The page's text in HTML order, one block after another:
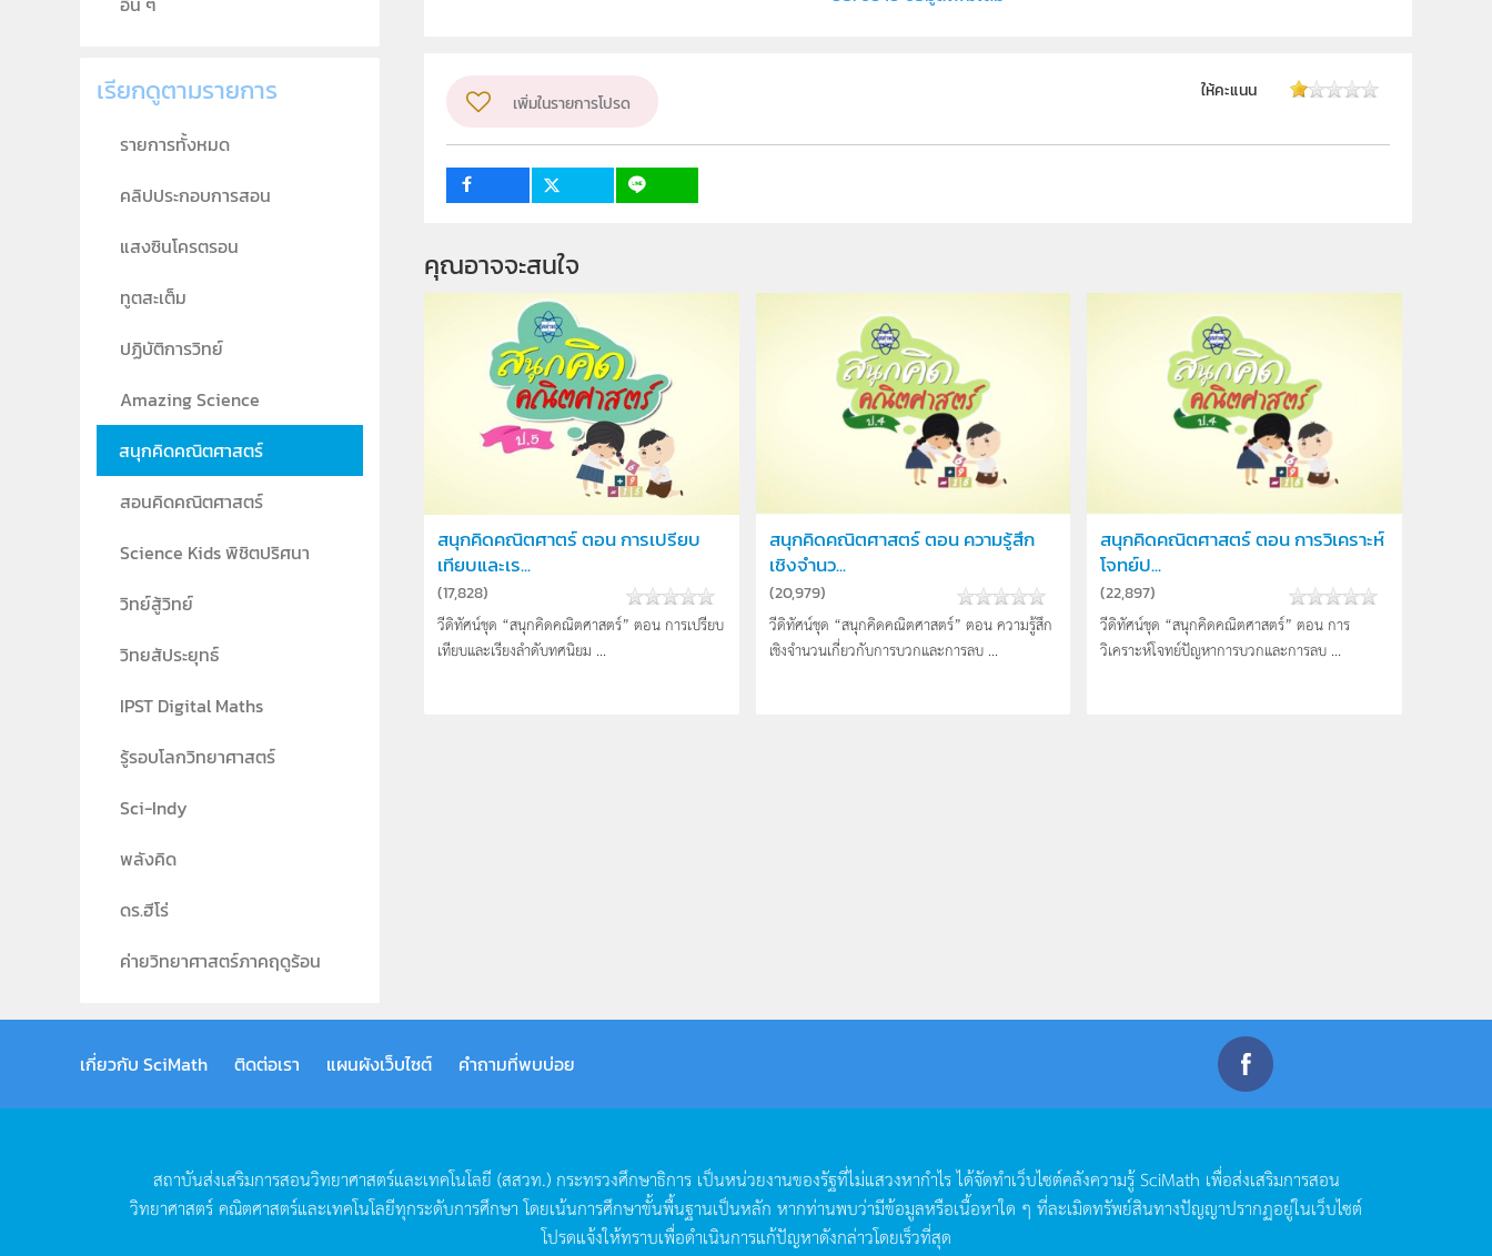
กลุ่มเป้าหมาย
เพิ่มในรายการโปรด
ให้คะแนน
คุณอาจจะสนใจ
สนุกคิดคณิตศาตร์ ตอน การเปรียบ
เทียบและเร...
(17,828)
วีดิทัศน์ชุด “สนุกคิดคณิตศาสตร์” ตอน การเปรียบ
เทียบและเรียงลำดับทศนิยม ...
สนุกคิดคณิตศาสตร์ ตอน ความรู้สึก
เชิงจำนว...
(20,979)
วีดิทัศน์ชุด “สนุกคิดคณิตศาสตร์” ตอน ความรู้สึก
เชิงจำนวนเกี่ยวกับการบวกและการลบ ...
สนุกคิดคณิตศาสตร์ ตอน การวิเคราะห์
โจทย์ป...
(22,897)
วีดิทัศน์ชุด “สนุกคิดคณิตศาสตร์” ตอน การ
วิเคราะห์โจทย์ปัญหาการบวกและการลบ ...
เรียกดูตามรายการ
รายการทั้งหมด
คลิปประกอบการสอน
แสงซินโครตรอน
ทูตสะเต็ม
ปฏิบัติการวิทย์
Amazing Science
สนุกคิดคณิตศาสตร์
สอนคิดคณิตศาสตร์
Science Kids พิชิตปริศนา
วิทย์สู้วิทย์
วิทยสัประยุทธ์
IPST Digital Maths
รู้รอบโลกวิทยาศาสตร์
Sci-Indy
พลังคิด
ดร.ฮีโร่
ค่ายวิทยาศาสตร์ภาคฤดูร้อน
เกี่ยวกับ SciMath ติดต่อเรา แผนผังเว็บไซต์ คำถามที่พบบ่อย
สถาบันส่งเสริมการสอนวิทยาศาสตร์และเทคโนโลยี (สสวท.) กระทรวงศึกษาธิการ เป็นหน่วยงานของรัฐที่ไม่แสวงหากำไรได้จัดทำเว็บไซต์คลังความรู้SciMath เพื่อส่งเสริมการสอน
วิทยาศาสตร์คณิตศาสตร์และเทคโนโลยีทุกระดับการศึกษา โดยเน้นการศึกษาขั้นพื้นฐานเป็นหลัก หากท่านพบว่ามีข้อมูลหรือเนื้อหาใด ๆ ที่ละเมิดทรัพย์สินทางปัญญาปรากฏอยู่ในเว็บไซต์
โปรดแจ้งให้ทราบเพื่อดำเนินการแก้ปัญหาดังกล่าวโดยเร็วที่สุด